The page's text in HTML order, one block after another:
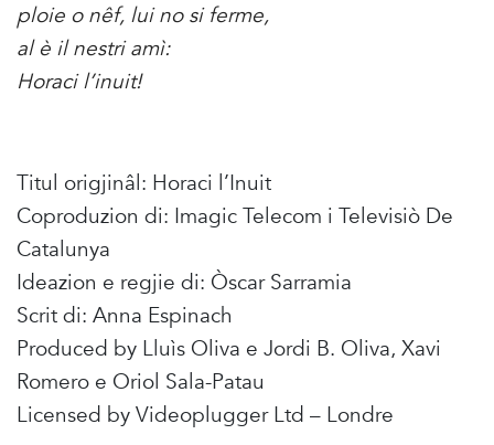
ploie o nêf, lui no si ferme,
al è il nestri amì:
Horaci l’inuit!
Titul origjinâl: Horaci l’Inuit
Coproduzion di: Imagic Telecom i Televisiò De
Catalunya
Ideazion e regjie di: Òscar Sarramia
Scrit di: Anna Espinach
Produced by Lluìs Oliva e Jordi B. Oliva, Xavi
Romero e Oriol Sala-Patau
Licensed by Videoplugger Ltd – Londre